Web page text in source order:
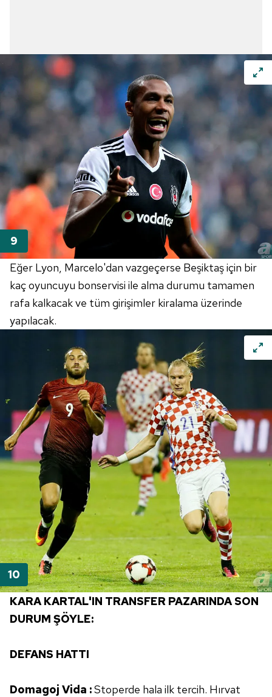
Eğer Lyon, Marcelo'dan vazgeçerse Beşiktaş için bir
kaç oyuncuyu bonservisi ile alma durumu tamamen
rafa kalkacak ve tüm girişimler kiralama üzerinde
yapılacak.
KARA KARTAL'IN TRANSFER PAZARINDA SON
DURUM ŞÖYLE:
DEFANS HATTI
Domagoj Vida :Stoperde hala ilk tercih. Hırvat